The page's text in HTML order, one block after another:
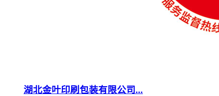
湖北金叶印刷包装有限公司...